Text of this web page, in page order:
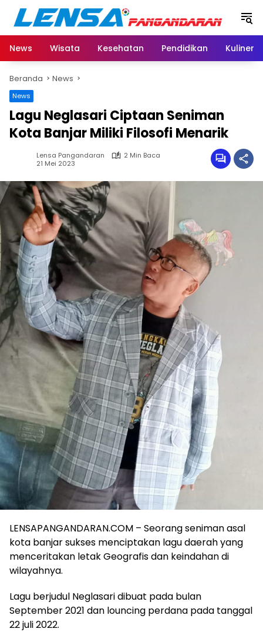
Langsung
konten
News
Wisata Kesehatan Pendidikan Kuliner
Beranda News
News
Lagu Neglasari Ciptaan Seniman
Kota Banjar Miliki Filosofi Menarik
Lensa Pangandaran
2 Min Baca
21 Mei 2023
LENSAPANGANDARAN.COM – Seorang seniman asal
kota banjar sukses menciptakan lagu daerah yang
menceritakan letak Geografis dan keindahan di
wilayahnya.
Lagu berjudul Neglasari dibuat pada bulan
September 2021 dan louncing perdana pada tanggal
22 juli 2022.